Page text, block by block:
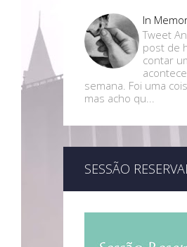
In
Tweet
post de
contar
semana. Foi uma
mas acho qu...
SESSÃO